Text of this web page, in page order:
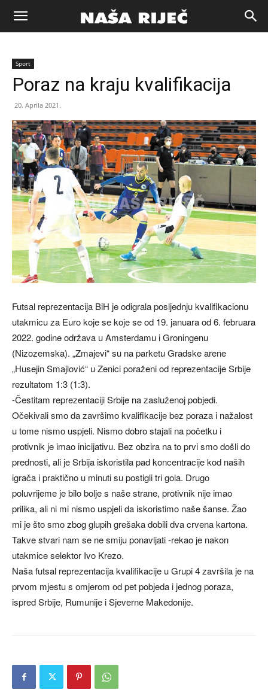
Naša
riječ
Zenica
Sport
Poraz na kraju kvalifikacija
20. Aprila 2021.
Futsal reprezentacija BiH je odigrala posljednju kvalifikacionu
utakmicu za Euro koje se koje se od 19. januara od 6. februara
2022. godine održava u Amsterdamu i Groningenu
(Nizozemska). „Zmajevi“ su na parketu Gradske arene
„Husejin Smajlović“ u Zenici poraženi od reprezentacije Srbije
rezultatom 1:3 (1:3).
-Čestitam reprezentaciji Srbije na zasluženoj pobjedi.
Očekivali smo da završimo kvalifikacije bez poraza i nažalost
u tome nismo uspjeli. Nismo dobro stajali na početku i
protivnik je imao inicijativu. Bez obzira na to prvi smo došli do
prednosti, ali je Srbija iskoristila pad koncentracije kod naših
igrača i praktično u minuti su postigli tri gola. Drugo
poluvrijeme je bilo bolje s naše strane, protivnik nije imao
prilika, ali ni mi nismo uspjeli da iskoristimo naše šanse. Žao
mi je što smo zbog glupih grešaka dobili dva crvena kartona.
Takve stvari nam se ne smiju ponavljati -rekao je nakon
utakmice selektor Ivo Krezo.
Naša futsal reprezentacija kvalifikacije u Grupi 4 završila je na
prvom mjestu s omjerom od pet pobjeda i jednog poraza,
ispred Srbije, Rumunije i Sjeverne Makedonije.